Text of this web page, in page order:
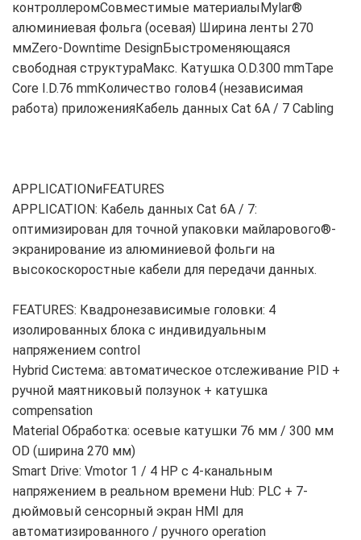
контроллеромСовместимые материалыMylar®
алюминиевая фольга (осевая) Ширина ленты 270
ммZero-Downtime DesignБыстроменяющаяся
свободная структураМакс. Катушка O.D.300 mmTape
Core I.D.76 mmКоличество голов4 (независимая
работа) приложенияКабель данных Cat 6A / 7 Cabling
APPLICATIONиFEATURES
APPLICATION: Кабель данных Cat 6A / 7:
оптимизирован для точной упаковки майларового®-
экранирование из алюминиевой фольги на
высокоскоростные кабели для передачи данных.
FEATURES: Квадронезависимые головки: 4
изолированных блока с индивидуальным
напряжением control
Hybrid Система: автоматическое отслеживание PID +
ручной маятниковый ползунок + катушка
compensation
Material Обработка: осевые катушки 76 мм / 300 мм
OD (ширина 270 мм)
Smart Drive: Vmotor 1 / 4 HP с 4-канальным
напряжением в реальном времени Hub: PLC + 7-
дюймовый сенсорный экран HMI для
автоматизированного / ручного operation